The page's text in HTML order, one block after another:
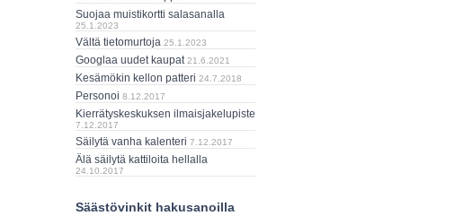
Suojaa muistikortti salasanalla
25.1.2023
Vältä tietomurtoja 25.1.2023
Googlaa uudet kaupat 21.6.2021
Kesämökin kellon patteri 24.7.2018
Personoi 8.12.2017
Kierrätyskeskuksen ilmaisjakelupiste
7.12.2017
Säilytä vanha kalenteri 7.12.2017
Älä säilytä kattiloita hellalla
24.10.2017
Säästövinkit hakusanoilla